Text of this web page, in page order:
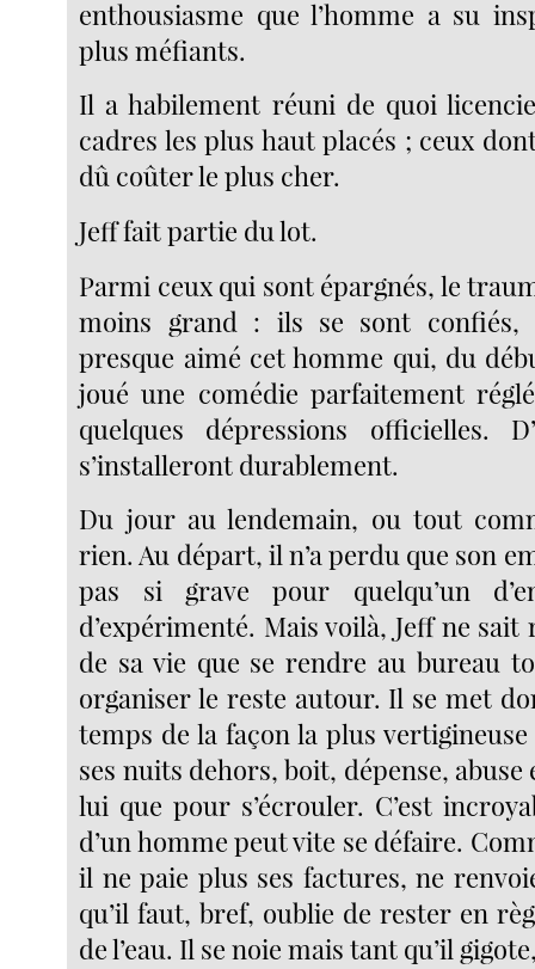
enthousiasme que l’homme a su
plus méfiants.
Il a habilement réuni de quoi
cadres les plus haut placés ; ceux
dû coûter le plus cher.
Jeff fait partie du lot.
Parmi ceux qui sont épargnés, le
moins grand : ils se sont confiés,
presque aimé cet homme qui, du
joué une comédie parfaitement
quelques dépressions officielles.
s’installeront durablement.
Du jour au lendemain, ou tout
rien. Au départ, il n’a perdu que son
pas si grave pour quelqu’un
d’expérimenté. Mais voilà, Jeff ne
de sa vie que se rendre au bureau
organiser le reste autour. Il se met
temps de la façon la plus
ses nuits dehors, boit, dépense,
lui que pour s’écrouler. C’est
d’un homme peut vite se défaire.
il ne paie plus ses factures, ne
qu’il faut, bref, oublie de rester en
de l’eau. Il se noie mais tant qu’il